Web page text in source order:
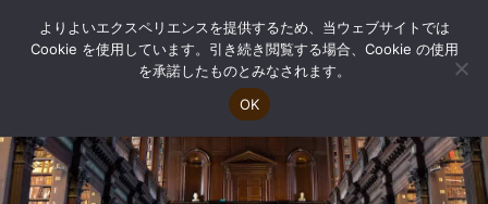
よりよいエクスペリエンスを提供するため、当ウェブサイトでは
Cookie を使用しています。引き続き閲覧する場合、Cookie の使用
を承諾したものとみなされます。
OK